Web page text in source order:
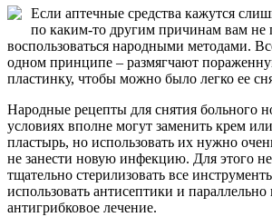
Если аптечные средства кажутся
по каким-то другим причинам вам не
воспользоваться народными методами.
одном принципе – размягчают
пластинку, чтобы можно было легко ее
Народные рецепты для снятия больного
условиях вполне могут заменить крем
пластырь, но использовать их нужно
не занести новую инфекцию. Для этого
тщательно стерилизовать все
использовать антисептики и параллельно
антигрибковое лечение.